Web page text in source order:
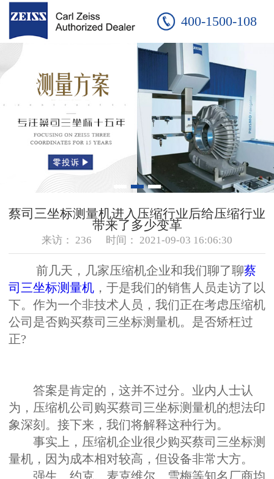
400-1500-108
蔡司三坐标测量机进入压缩行业后给压缩行业
带来了多少变革
来访： 236 时间： 2021-09-03 16:06:30
前几天，几家压缩机企业和我们聊了聊蔡
司三坐标测量机 ，于是我们的销售人员走访了以
下。作为一个非技术人员，我们正在考虑压缩机
公司是否购买蔡司三坐标测量机。是否矫枉过
正?
答案是肯定的，这并不过分。业内人士认
为，压缩机公司购买蔡司三坐标测量机的想法印
象深刻。接下来，我们将解释这种行为。
事实上，压缩机企业很少购买蔡司三坐标测
量机，因为成本相对较高，但设备非常大方。